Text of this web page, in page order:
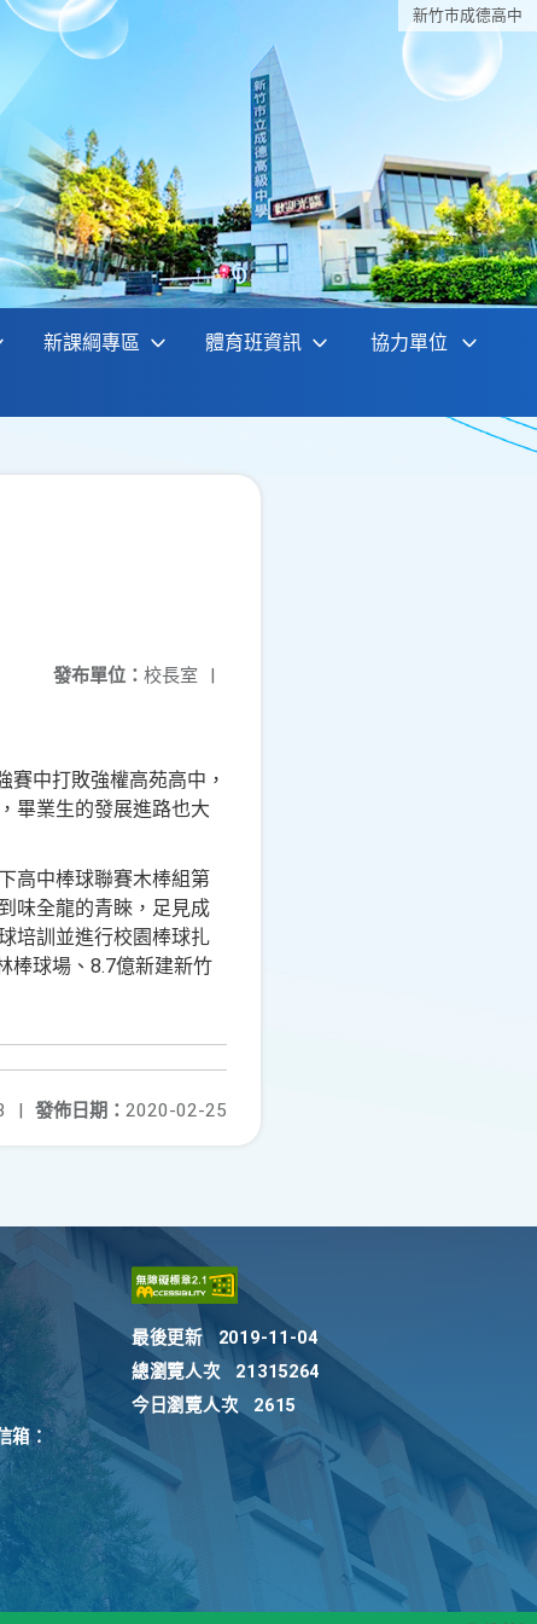
新竹巿成德高中
新課綱專區 體育班資訊 協力單位
發布單位： 校長室 |
中打敗強權高苑高中，
畢業生的發展進路也大
高中棒球聯賽木棒組第
味全龍的青睞，足見成
培訓並進行校園棒球扎
棒球場、8.7億新建新竹
發佈日期： 2020-02-25
|
箱：
最後更新
2019-11-04
總瀏覽人次
21315264
今日瀏覽人次
2615